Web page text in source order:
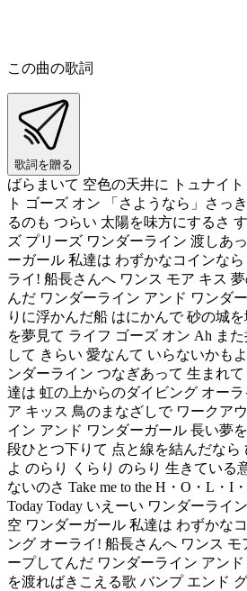
この曲の歌詞
歌詞を贈る
ばらまいて 空色の天井に トュナイ
ト ゴーズ オン 「さようなら」さっ
るのも つらい 太陽を味方にするさ
ズ プリーズ ワンダーライン 渡しあ
ーガール 私達は わずかなコインな
ライ! 船長さんへ ワンス モア キス
んだ ワンダーライン アンド ワンダ
りに浮かんだ船 はにかんで 砂の城
を夢見て ライフ ゴーズ オン Ah ま
して きらい 愛なんて いらないかも
ンダーライン つなぎあって 生まれ
達は 虹の上からのダイビング オー
ア キッス 鳥のまなざしで ワークア
イン アンド ワンダーガール 長い夢
段ひとつ下りて 点と線を結んだなら
よ のらり くらり のらり 生きている
ないのさ Take me to the H・O・L・I
Today Today いえーい ワンダーライ
空 ワンダーガール 私達は わずかな
ング オーライ! 船長さんへ ワンス
ープしてんだ ワンダーライン アン
を渡ればきこえる歌 バンプ エンド